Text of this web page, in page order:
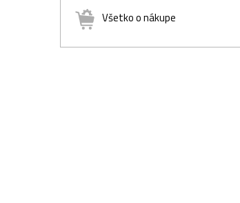
Všetko o nákupe